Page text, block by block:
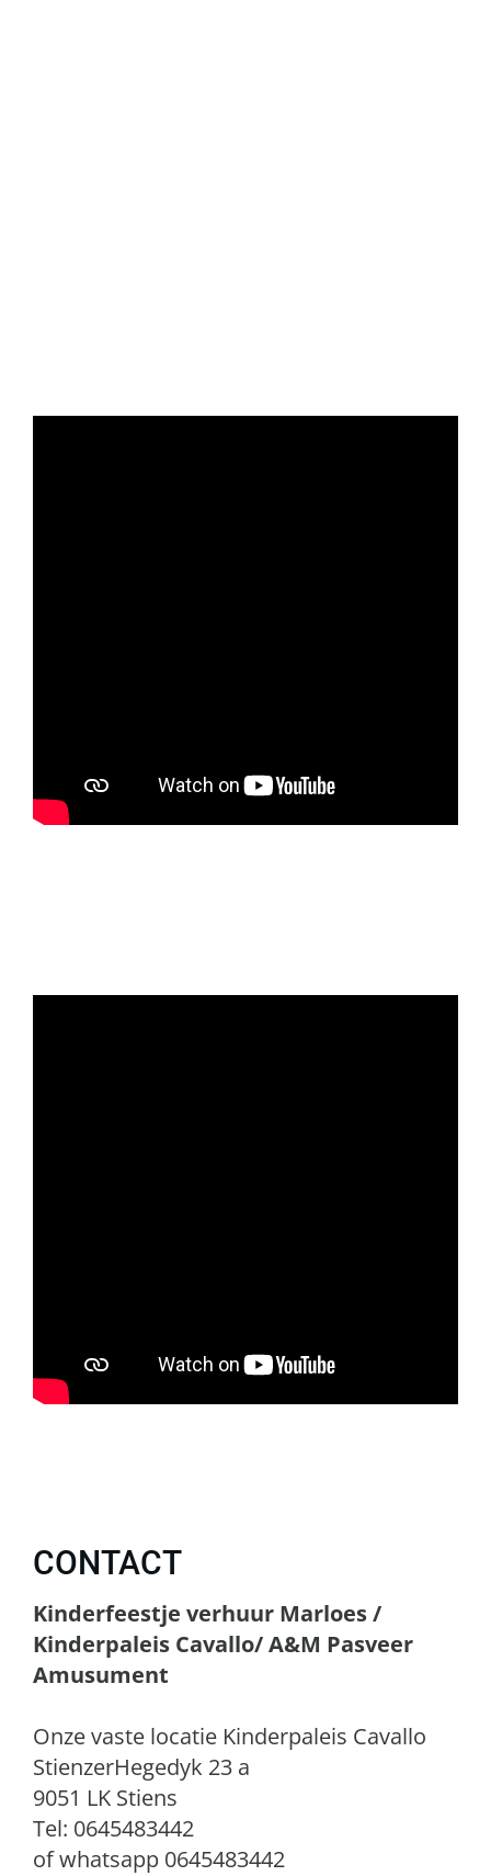
CONTACT
Kinderfeestje verhuur Marloes /
Kinderpaleis Cavallo/ A&M Pasveer
Amusument
Onze vaste locatie Kinderpaleis Cavallo
StienzerHegedyk 23 a
9051 LK Stiens
Tel: 0645483442
of whatsapp 0645483442